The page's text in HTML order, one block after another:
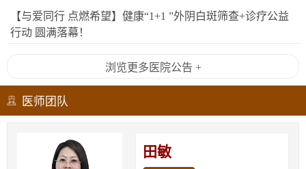
【与爱同行 点燃希望】健康“1+1 ”外阴白斑筛查+诊疗公益
行动 圆满落幕！
浏览更多医院公告 +
医师团队
田敏